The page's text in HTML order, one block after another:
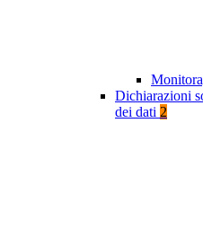
Dichiarazioni
dei dati 2